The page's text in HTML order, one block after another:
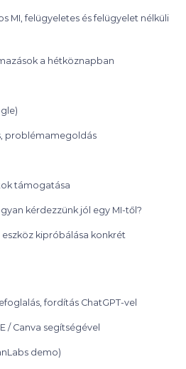
MI, felügyeletes és felügyelet nélküli
a hétköznapban
problémamegoldás
támogatása
kérdezzünk jól egy MI-től?
kipróbálása konkrét
fordítás ChatGPT-vel
/ Canva segítségével
demo)